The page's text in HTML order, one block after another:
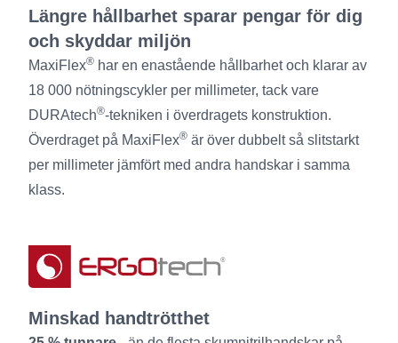
Längre hållbarhet sparar pengar för dig
och skyddar miljön
MaxiFlex® har en enastående hållbarhet och klarar av
18 000 nötningscykler per millimeter, tack vare
DURAtech®-tekniken i överdragets konstruktion.
Överdraget på MaxiFlex® är över dubbelt så slitstarkt
per millimeter jämfört med andra handskar i samma
klass.
Minskad handtrötthet